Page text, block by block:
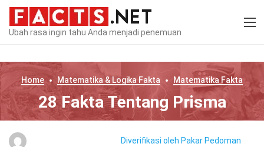
Ubah rasa ingin tahu Anda menjadi penemuan
Home Matematika & Logika Fakta Matematika Fakta
28 Fakta Tentang Prisma
Diverifikasi oleh Pakar Pedoman